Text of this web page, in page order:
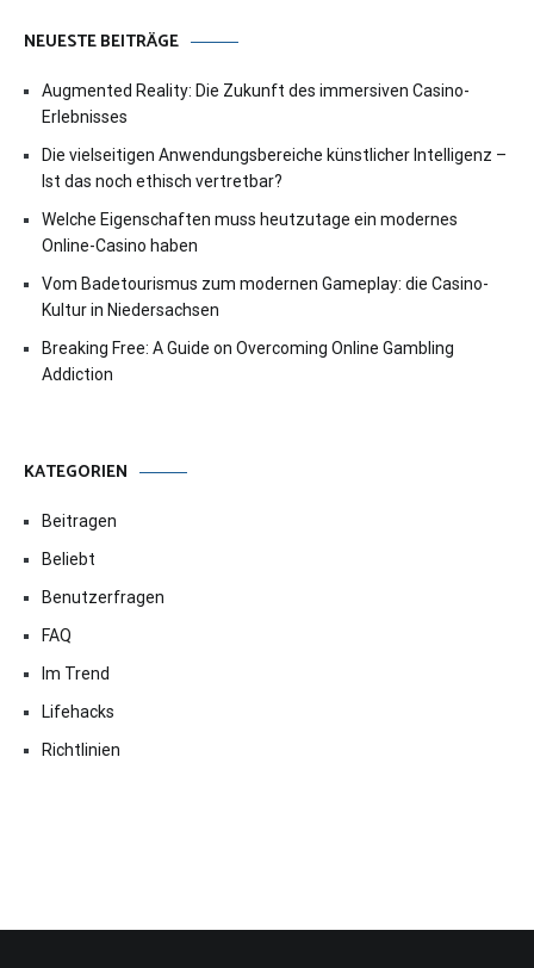
NEUESTE BEITRÄGE
Augmented Reality: Die Zukunft des immersiven Casino-
Erlebnisses
Die vielseitigen Anwendungsbereiche künstlicher Intelligenz –
Ist das noch ethisch vertretbar?
Welche Eigenschaften muss heutzutage ein modernes
Online-Casino haben
Vom Badetourismus zum modernen Gameplay: die Casino-
Kultur in Niedersachsen
Breaking Free: A Guide on Overcoming Online Gambling
Addiction
KATEGORIEN
Beitragen
Beliebt
Benutzerfragen
FAQ
Im Trend
Lifehacks
Richtlinien